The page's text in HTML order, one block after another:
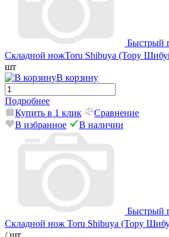
Быстрый
Складной ножToru Shibuya (Тору
шт
В корзину
Подробнее
Купить в 1 клик
Сравнение
В избранное
В наличии
Быстрый
Складной нож Toru Shibuya (Тору